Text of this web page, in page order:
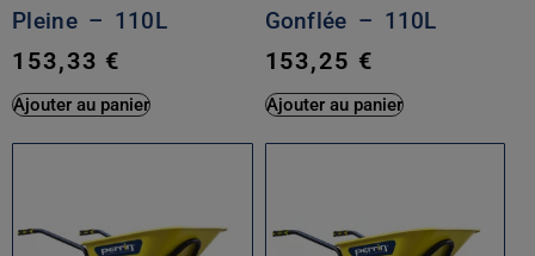
Pleine – 110L
153,33 €
Ajouter au panier
Gonflée – 110L
153,25 €
Ajouter au panier